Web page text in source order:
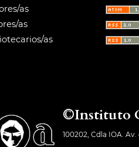
as
as
as
©Instituto
100202, Cdla IOA.